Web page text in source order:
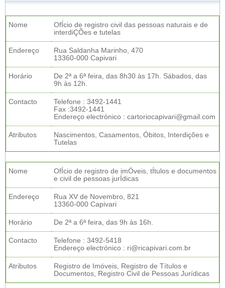
Nome
OfÍcio de registro civil das pessoas naturais e de
interdiÇÕes e tutelas
Endereço
Rua Saldanha Marinho, 470
13360-000 Capivari
Horário
De 2ª a 6ª feira, das 8h30 às 17h. Sábados, das
9h às 12h.
Contacto
Telefone : 3492-1441
Fax :3492-1441
Endereço electrónico : cartoriocapivari@gmail.com
Atributos
Nascimentos, Casamentos, Óbitos, Interdições e
Tutelas
Nome
OfÍcio de registro de imÓveis, tÍtulos e documentos
e civil de pessoas jurÍdicas
Endereço
Rua XV de Novembro, 821
13360-000 Capivari
Horário De 2ª a 6ª feira, das 9h às 16h.
Contacto
Telefone : 3492-5418
Endereço electrónico : ri@ricapivari.com.br
Atributos
Registro de Imóveis, Registro de Títulos e
Documentos, Registro Civil de Pessoas Jurídicas